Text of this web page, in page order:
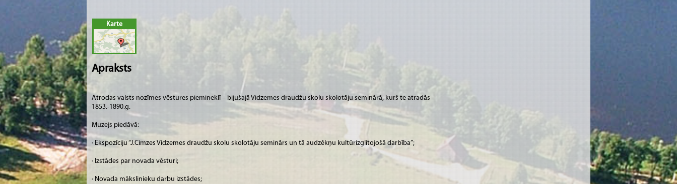
Karte
Apraksts
Atrodas valsts nozīmes vēstures piemineklī – bijušajā Vidzemes draudžu skolu skolotāju seminārā, kurš te atradās
1853.-1890.g.
Muzejs piedāvā:
· Ekspozīciju “J.Cimzes Vidzemes draudžu skolu skolotāju seminārs un tā audzēkņu kultūrizglītojošā darbība”;
· Izstādes par novada vēsturi;
· Novada mākslinieku darbu izstādes;